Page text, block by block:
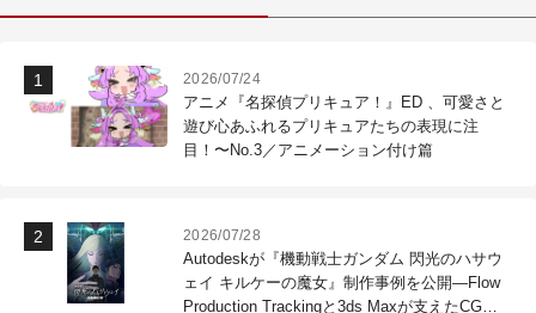
2026/07/24
アニメ『名探偵プリキュア！』ED 、可愛さと
遊び心あふれるプリキュアたちの表現に注
目！〜No.3／アニメーション付け篇
2026/07/28
Autodeskが『機動戦士ガンダム 閃光のハサウ
ェイ キルケーの魔女』制作事例を公開―Flow
Production Trackingと3ds Maxが支えたCG制